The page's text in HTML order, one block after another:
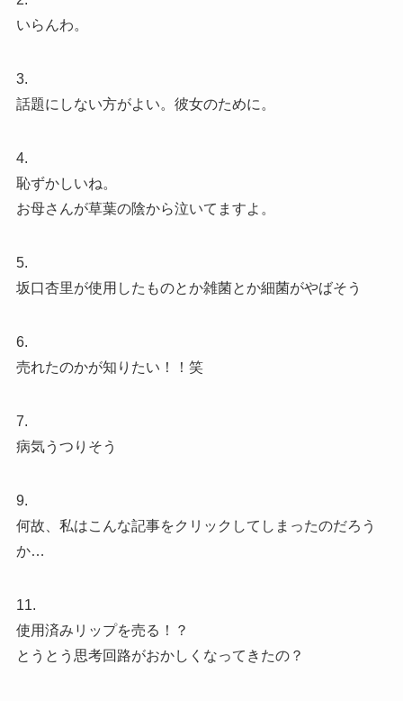
いらんわ。
3.
話題にしない方がよい。彼女のために。
4.
恥ずかしいね。
お母さんが草葉の陰から泣いてますよ。
5.
坂口杏里が使用したものとか雑菌とか細菌がやばそう
6.
売れたのかが知りたい！！笑
7.
病気うつりそう
9.
何故、私はこんな記事をクリックしてしまったのだろう
か…
11.
使用済みリップを売る！？
とうとう思考回路がおかしくなってきたの？